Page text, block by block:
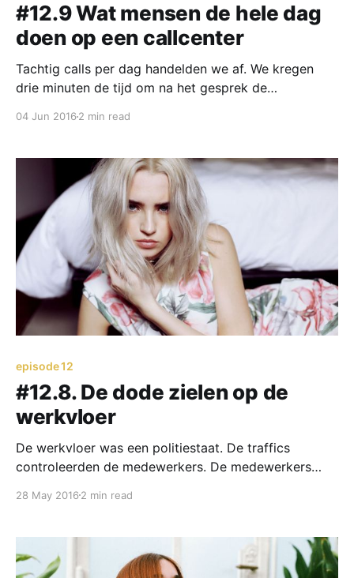
#12.9 Wat mensen de hele dag
doen op een callcenter
Tachtig calls per dag handelden we af. We kregen
drie minuten de tijd om na het gesprek de
ik nog genoeg pauzetijd over had, ging ik
04 Jun 2016 2 min read
episode 12
#12.8. De dode zielen op de
werkvloer
De werkvloer was een politiestaat. De traffics
controleerden de medewerkers. De medewerkers
vertoonde, werd in de roddels afgestraft. De
nationaliteiten: Surinamers, Tunesiërs, Marokkanen,
Brazilianen, Bosniërs, Antilianen, Indonesiërs. De
28 May 2016 2 min read